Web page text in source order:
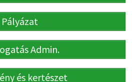
Pályázat
Admin.
és kertészet